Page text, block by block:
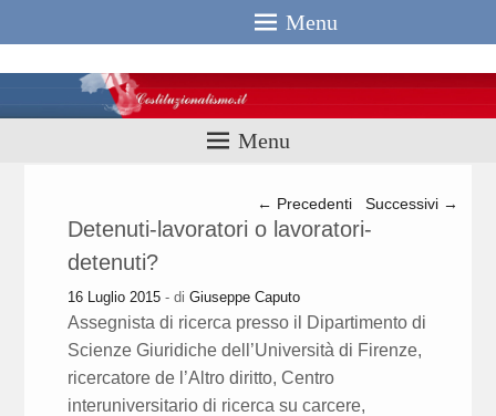
Menu
Menu
Navigazione articolo
← Precedenti Successivi →
Detenuti-lavoratori o lavoratori-
detenuti?
16 Luglio 2015 - di Giuseppe Caputo
Assegnista di ricerca presso il Dipartimento di
Scienze Giuridiche dell’Università di Firenze,
ricercatore de l’Altro diritto, Centro
interuniversitario di ricerca su carcere,